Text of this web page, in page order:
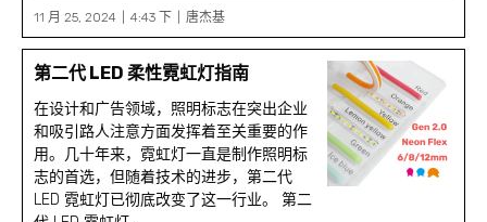
11 月 25, 2024 4:43 下 唐杰基
第二代 LED 柔性霓虹灯指南
在设计和广告领域，照明标志在突出企业
和吸引路人注意方面发挥着至关重要的作
用。几十年来，霓虹灯一直是制作照明标
志的首选，但随着技术的进步，第二代
LED 霓虹灯已彻底改变了这一行业。 第二